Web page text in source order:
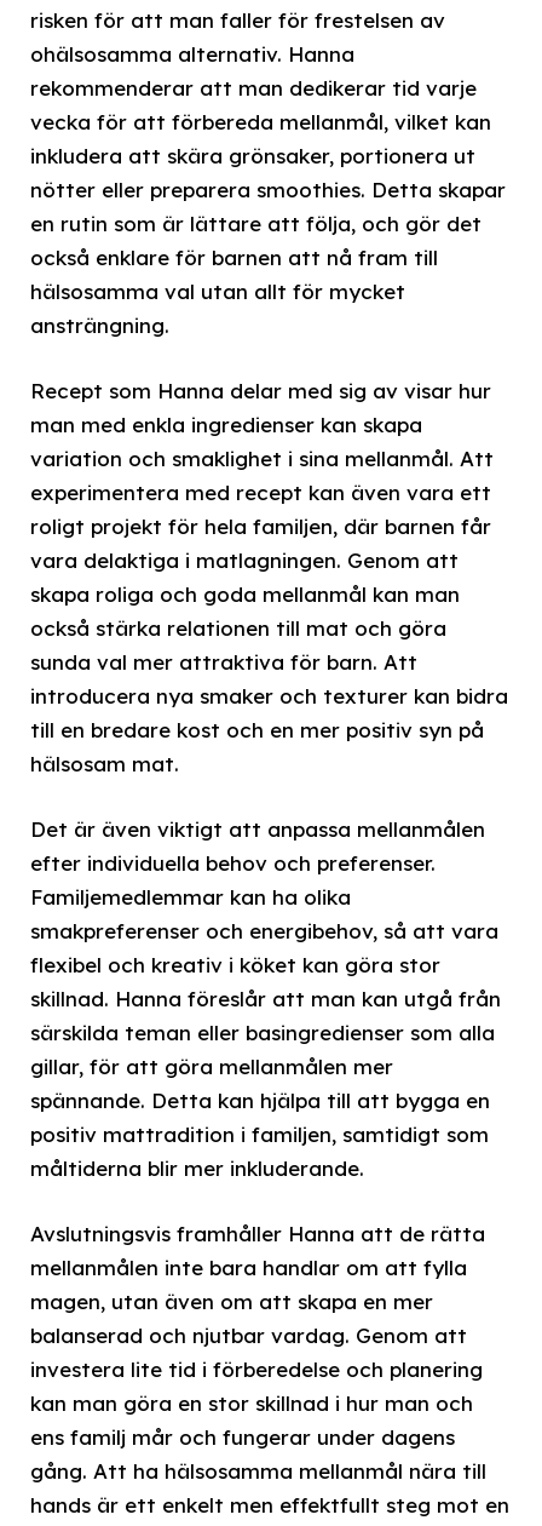
risken för att man faller för frestelsen av
ohälsosamma alternativ. Hanna
rekommenderar att man dedikerar tid varje
vecka för att förbereda mellanmål, vilket kan
inkludera att skära grönsaker, portionera ut
nötter eller preparera smoothies. Detta skapar
en rutin som är lättare att följa, och gör det
också enklare för barnen att nå fram till
hälsosamma val utan allt för mycket
ansträngning.
Recept som Hanna delar med sig av visar hur
man med enkla ingredienser kan skapa
variation och smaklighet i sina mellanmål. Att
experimentera med recept kan även vara ett
roligt projekt för hela familjen, där barnen får
vara delaktiga i matlagningen. Genom att
skapa roliga och goda mellanmål kan man
också stärka relationen till mat och göra
sunda val mer attraktiva för barn. Att
introducera nya smaker och texturer kan bidra
till en bredare kost och en mer positiv syn på
hälsosam mat.
Det är även viktigt att anpassa mellanmålen
efter individuella behov och preferenser.
Familjemedlemmar kan ha olika
smakpreferenser och energibehov, så att vara
flexibel och kreativ i köket kan göra stor
skillnad. Hanna föreslår att man kan utgå från
särskilda teman eller basingredienser som alla
gillar, för att göra mellanmålen mer
spännande. Detta kan hjälpa till att bygga en
positiv mattradition i familjen, samtidigt som
måltiderna blir mer inkluderande.
Avslutningsvis framhåller Hanna att de rätta
mellanmålen inte bara handlar om att fylla
magen, utan även om att skapa en mer
balanserad och njutbar vardag. Genom att
investera lite tid i förberedelse och planering
kan man göra en stor skillnad i hur man och
ens familj mår och fungerar under dagens
gång. Att ha hälsosamma mellanmål nära till
hands är ett enkelt men effektfullt steg mot en